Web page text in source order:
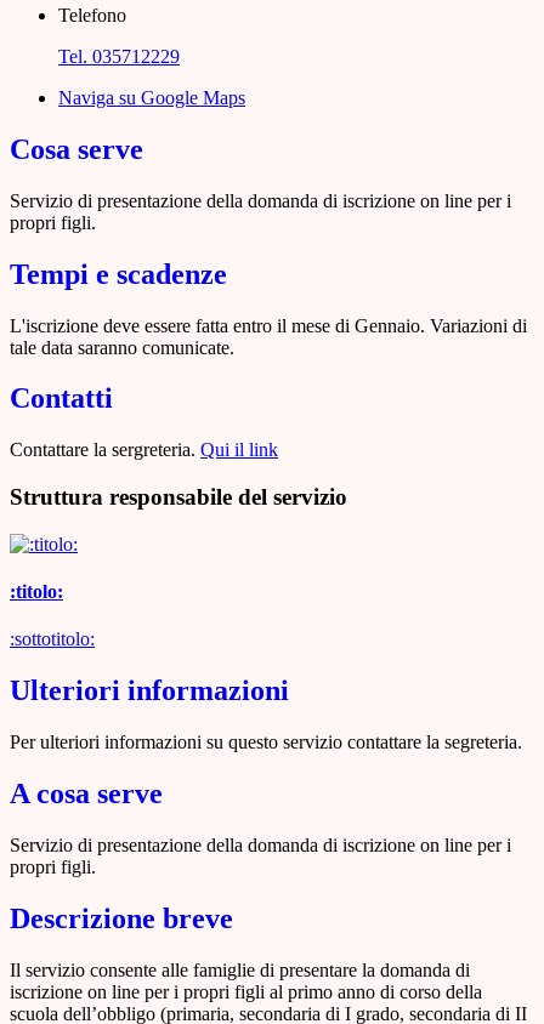
Telefono
Tel. 035712229
Naviga su Google Maps
Cosa serve
Servizio di presentazione della domanda di iscrizione on line per i
propri figli.
Tempi e scadenze
L'iscrizione deve essere fatta entro il mese di Gennaio. Variazioni di
tale data saranno comunicate.
Contatti
Contattare la sergreteria. Qui il link
Struttura responsabile del servizio
:titolo:
:sottotitolo:
Ulteriori informazioni
Per ulteriori informazioni su questo servizio contattare la segreteria.
A cosa serve
Servizio di presentazione della domanda di iscrizione on line per i
propri figli.
Descrizione breve
Il servizio consente alle famiglie di presentare la domanda di
iscrizione on line per i propri figli al primo anno di corso della
scuola dell’obbligo (primaria, secondaria di I grado, secondaria di II